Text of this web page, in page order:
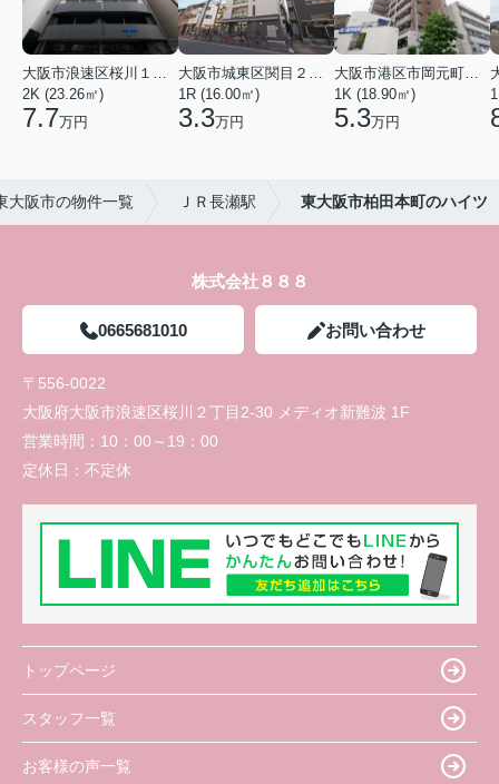
大阪市浪速区桜川１丁目
2K (23.26㎡)
7.7万円
大阪市城東区関目２丁目
1R (16.00㎡)
3.3万円
大阪市港区市岡元町１丁目
1K (18.90㎡)
5.3万円
大阪市の物件一覧 ＪＲ長瀬駅 東大阪市柏田本町のハイツ
株式会社８８８
0665681010 お問い合わせ
〒556-0022
大阪府大阪市浪速区桜川２丁目2-30 メディオ新難波 1F
営業時間： 10：00～19：00
定休日： 不定休
トップページ
スタッフ一覧
お客様の声一覧